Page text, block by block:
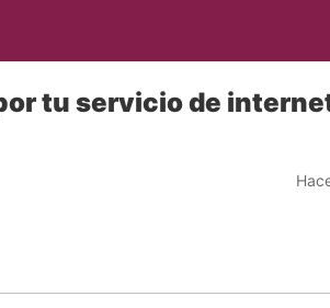
tu servicio de